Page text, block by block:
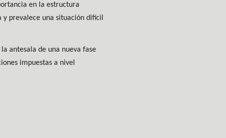
en la estructura
prevalece una situación difícil
antesala de una nueva fase
impuestas a nivel